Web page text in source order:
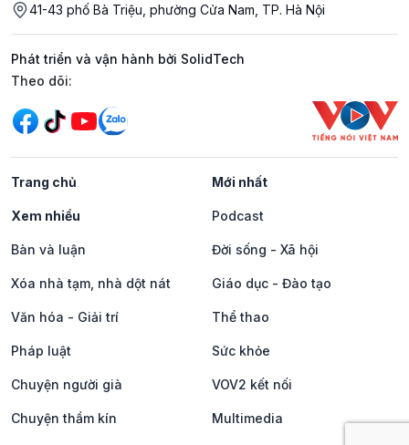
41-43 phố Bà Triệu, phường Cửa Nam, TP. Hà Nội
Phát triển và vận hành bởi SolidTech
Mạng xã hội
Theo dõi:
Trang chủ Mới nhất
Xem nhiều Podcast
Bàn và luận Đời sống - Xã hội
Xóa nhà tạm, nhà dột nát Giáo dục - Đào tạo
Văn hóa - Giải trí Thể thao
Pháp luật Sức khỏe
Chuyện người già VOV2 kết nối
Chuyện thầm kín Multimedia